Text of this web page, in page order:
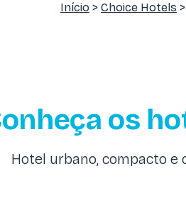
Início > Choice Hotels
os
Hotel urbano, compacto e